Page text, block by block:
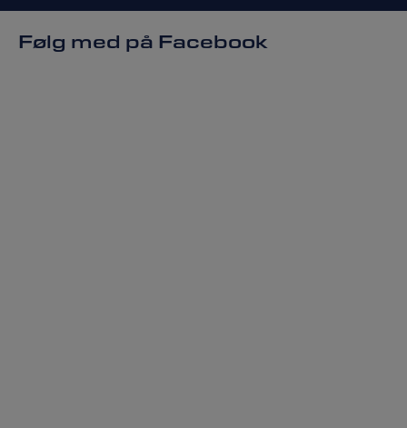
Følg med på Facebook